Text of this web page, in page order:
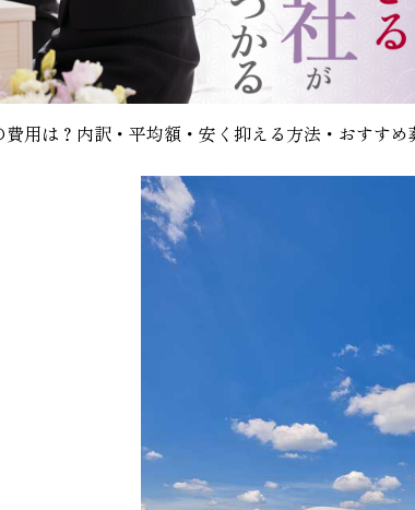
用は？内訳・平均額・安く抑える方法・おすすめ